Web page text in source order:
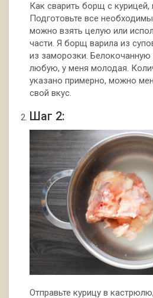
Как сварить борщ с
Подготовьте все
можно взять целую или
части. Я борщ варила из
из заморозки. Белокочанную
любую, у меня молодая.
указано примерно, можно
свой вкус.
Шаг 2:
Отправьте курицу в